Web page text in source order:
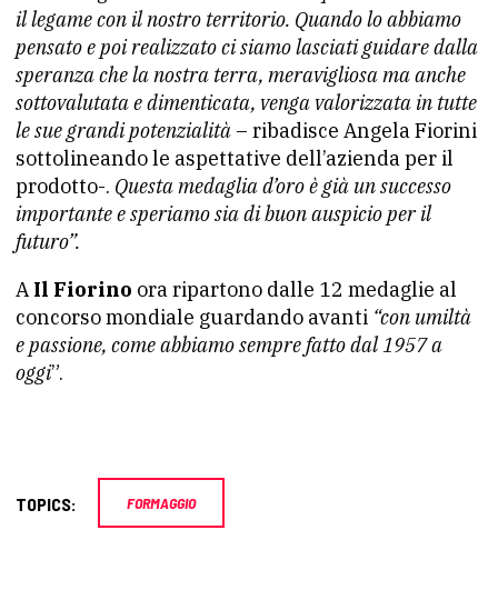
il legame con il nostro territorio. Quando lo abbiamo
pensato e poi realizzato ci siamo lasciati guidare dalla
speranza che la nostra terra, meravigliosa ma anche
sottovalutata e dimenticata, venga valorizzata in tutte
le sue grandi potenzialità – ribadisce Angela Fiorini
sottolineando le aspettative dell’azienda per il
prodotto-. Questa medaglia d’oro è già un successo
importante e speriamo sia di buon auspicio per il
futuro”.
A Il Fiorino ora ripartono dalle 12 medaglie al
concorso mondiale guardando avanti “con umiltà
e passione, come abbiamo sempre fatto dal 1957 a
oggi”.
TOPICS: FORMAGGIO